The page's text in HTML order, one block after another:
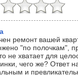
ремонт вашей
"по полочкам",
не хватает для
чего же? Ответ
и